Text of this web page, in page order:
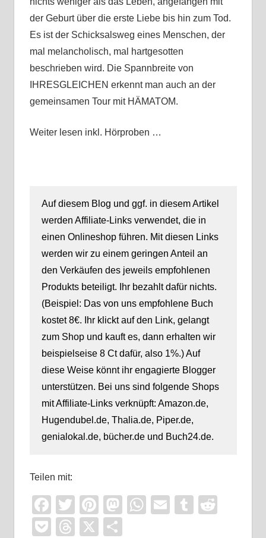
der Geburt über die erste Liebe bis hin zum Tod.
Es ist der Schicksalsweg eines Menschen, der
mal melancholisch, mal hartgesotten
beschrieben wird. Die Spannbreite von
IHRESGLEICHEN erkennt man auch an der
gemeinsamen Tour mit HÄMATOM.
Weiter lesen inkl. Hörproben …
Auf diesem Blog und ggf. in diesem Artikel
werden Affiliate-Links verwendet, die in
einen Onlineshop führen. Mit diesen Links
werden wir zu einem geringen Anteil an
den Verkäufen des jeweils empfohlenen
Produkts beteiligt. Ihr bezahlt dafür nichts.
(Beispiel: Das von uns empfohlene Buch
kostet 8€. Ihr klickt auf den Link, gelangt
zum Shop und kauft es, dann erhalten wir
beispielseise 8 Ct dafür, also 1%.) Auf
diese Weise könnt ihr engagierte Blogger
unterstützen. Bei uns sind folgende Shops
mit Affiliate-Links verknüpft: Amazon.de,
Hugendubel.de, Thalia.de, Piper.de,
genialokal.de, bücher.de und Buch24.de.
Teilen mit:
Facebook
TwitterPinterest
Mastodon
WhatsApp
EmailTumblr
PocketThreads
X